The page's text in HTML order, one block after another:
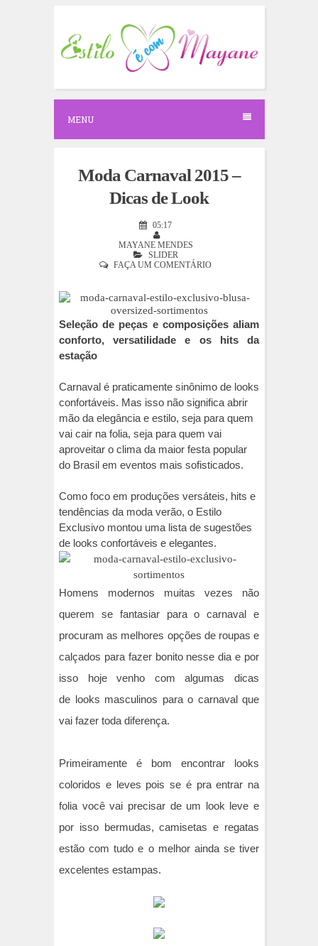
c
o
e
MENU
Moda Carnaval 2015 –
Dicas de Look
05:17
MAYANE MENDES
SLIDER
FAÇA UM COMENTÁRIO
Seleção de peças e composições aliam
conforto, versatilidade e os hits da
estação
Carnaval é praticamente sinônimo de looks
confortáveis. Mas isso não significa abrir
mão da elegância e estilo, seja para quem
vai cair na folia, seja para quem vai
aproveitar o clima da maior festa popular
do Brasil em eventos mais sofisticados.
Como foco em produções versáteis, hits e
tendências da moda verão, o Estilo
Exclusivo montou uma lista de sugestões
de looks confortáveis e elegantes.
Homens modernos muitas vezes não
querem se fantasiar para o carnaval e
procuram as melhores opções de roupas e
calçados para fazer bonito nesse dia e por
isso hoje venho com algumas dicas
de looks masculinos para o carnaval que
vai fazer toda diferença.
Primeiramente é bom encontrar looks
coloridos e leves pois se é pra entrar na
folia você vai precisar de um look leve e
por isso bermudas, camisetas e regatas
estão com tudo e o melhor ainda se tiver
excelentes estampas.